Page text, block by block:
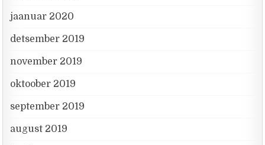
jaanuar 2020
detsember 2019
november 2019
oktoober 2019
september 2019
august 2019